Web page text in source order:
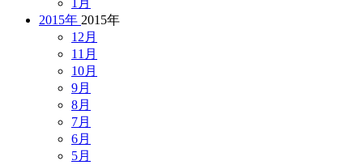
1月
2015年 2015年
12月
11月
10月
9月
8月
7月
6月
5月